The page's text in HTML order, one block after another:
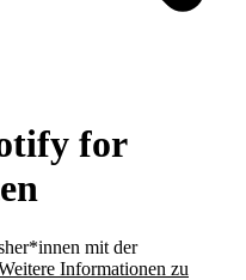
for
mit der
Informationen zu